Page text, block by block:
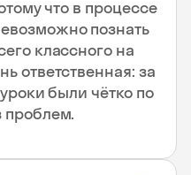
что в процессе
познать
классного на
ответственная: за
были чётко по
проблем.